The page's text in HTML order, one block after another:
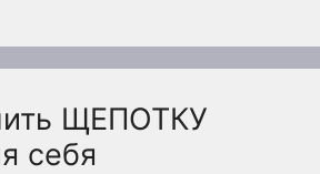
ЩЕПОТКУ
себя